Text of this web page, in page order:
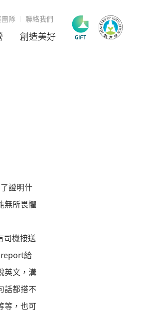
創造美好
隊 聯絡我們
證明什
無所畏懼
司機接送
report給
英文，溝
話都搭不
等，也可